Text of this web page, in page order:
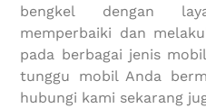
bengkel dengan
memperbaiki dan
pada berbagai jenis
tunggu mobil Anda
hubungi kami sekarang